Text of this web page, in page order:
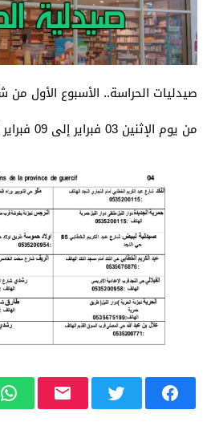
صيدليات الحراسة.. الأسبوع الأول من
من يوم الإثنين 03 فبراير إلى 09 فبراير الجاري